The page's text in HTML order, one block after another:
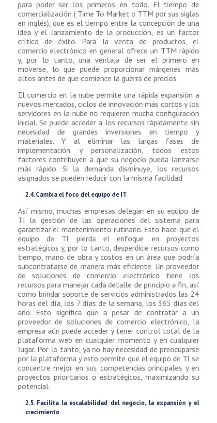
para poder ser los primeros en todo. El tiempo de
comercialización ( Time To Market o TTM por sus siglas
en inglés), que es el tiempo entre la concepción de una
idea y el lanzamiento de la producción, es un factor
crítico de éxito. Para la venta de productos, el
comercio electrónico en general ofrece un TTM rápido
y, por lo tanto, una ventaja de ser el primero en
moverse, lo que puede proporcionar márgenes más
altos antes de que comience la guerra de precios.
El comercio en la nube permite una rápida expansión a
nuevos mercados, ciclos de innovación más cortos y los
servidores en la nube no requieren mucha configuración
inicial. Se puede acceder a los recursos rápidamente sin
necesidad de grandes inversiones en tiempo y
materiales. Y al eliminar las largas fases de
implementación y personalización, todos estos
factores contribuyen a que su negocio pueda lanzarse
más rápido. Si la demanda disminuye, los recursos
asignados se pueden reducir con la misma facilidad.
2.4. Cambia el foco del equipo de IT
Así mismo, muchas empresas delegan en su equipo de
TI la gestión de las operaciones del sistema para
garantizar el mantenimiento rutinario. Esto hace que el
equipo de TI pierda el enfoque en proyectos
estratégicos y, por lo tanto, desperdicie recursos como
tiempo, mano de obra y costos en un área que podría
subcontratarse de manera más eficiente. Un proveedor
de soluciones de comercio electrónico tiene los
recursos para manejar cada detalle de principio a fin, así
como brindar soporte de servicios administrados las 24
horas del día, los 7 días de la semana, los 365 días del
año. Esto significa que a pesar de contratar a un
proveedor de soluciones de comercio electrónico, la
empresa aún puede acceder y tener control total de la
plataforma web en cualquier momento y en cualquier
lugar. Por lo tanto, ya no hay necesidad de preocuparse
por la plataforma y esto permite que el equipo de TI se
concentre mejor en sus competencias principales y en
proyectos prioritarios o estratégicos, maximizando su
potencial.
2.5. Facilita la escalabilidad del negocio, la expansión y el
crecimiento